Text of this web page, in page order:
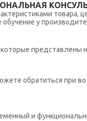
товара,
у
обратиться при
и